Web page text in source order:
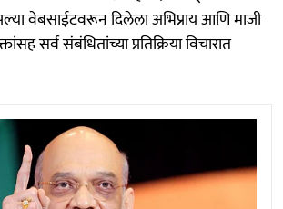
वेबसाईटवरून दिलेला अभिप्राय आणि माजी
सर्व संबंधितांच्या प्रतिक्रिया विचारात